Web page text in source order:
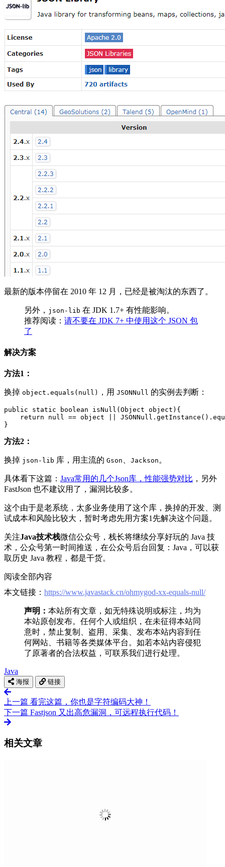
最新的版本停留在 2010 年 12 月，已经是被淘汰的东西了。
另外， json-lib 在 JDK 1.7+ 有性能影响。
推荐阅读： 请不要在 JDK 7+ 中使用这个 JSON 包
了
解决方案
方法1：
换掉 object.equals(null) ，用 JSONNull 的实例去判断：
public static boolean isNull(Object object){
return null == object ||
方法2：
换掉 json-lib 库，用主流的 Gson 、 Jackson。
具体看下这篇： Java常用的几个Json库，性能强势对比 ，另外
FastJson 也不建议用了，漏洞比较多。
这个由于是老系统，太多业务使用了这个库，换掉的开发、测
试成本和风险比较大，暂时考虑先用方案1先解决这个问题。
关注Java技术栈微信公众号，栈长将继续分享好玩的 Java 技
术，公众号第一时间推送，在公众号后台回复：Java，可以获
取历史 Java 教程，都是干货。
阅读全部内容
本文链接： https://www.javastack.cn/ohmygod-xx-equals-null/
声明： 本站所有文章，如无特殊说明或标注，均为
本站原创发布。任何个人或组织，在未征得本站同
意时，禁止复制、盗用、采集、发布本站内容到任
何网站、书籍等各类媒体平台。如若本站内容侵犯
了原著者的合法权益，可联系我们进行处理。
Java
海报 链接
上一篇 看完这篇，你也是字符编码大神！
下一篇 Fastjson 又出高危漏洞，可远程执行代码！
相关文章